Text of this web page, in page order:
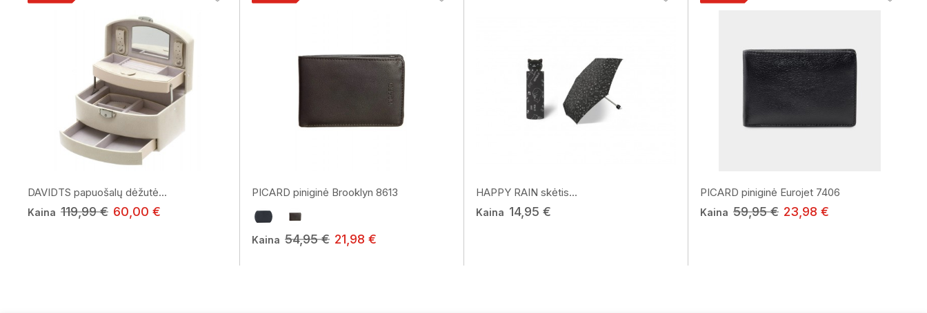
DAVIDTS papuošalų dėžutė...
Kaina 119,99 € 60,00 €
PICARD piniginė Brooklyn 8613
Kaina 54,95 € 21,98 €
HAPPY RAIN skėtis...
Kaina 14,95 €
PICARD piniginė Eurojet 7406
Kaina 59,95 € 23,98 €